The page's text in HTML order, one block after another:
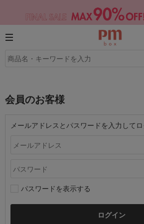
会員のお客様
メールアドレスとパスワードを入力してロ
パスワードを表示する